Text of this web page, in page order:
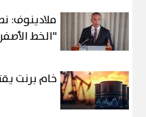
ملادينوف:
"الخط
خام برنت يقترب